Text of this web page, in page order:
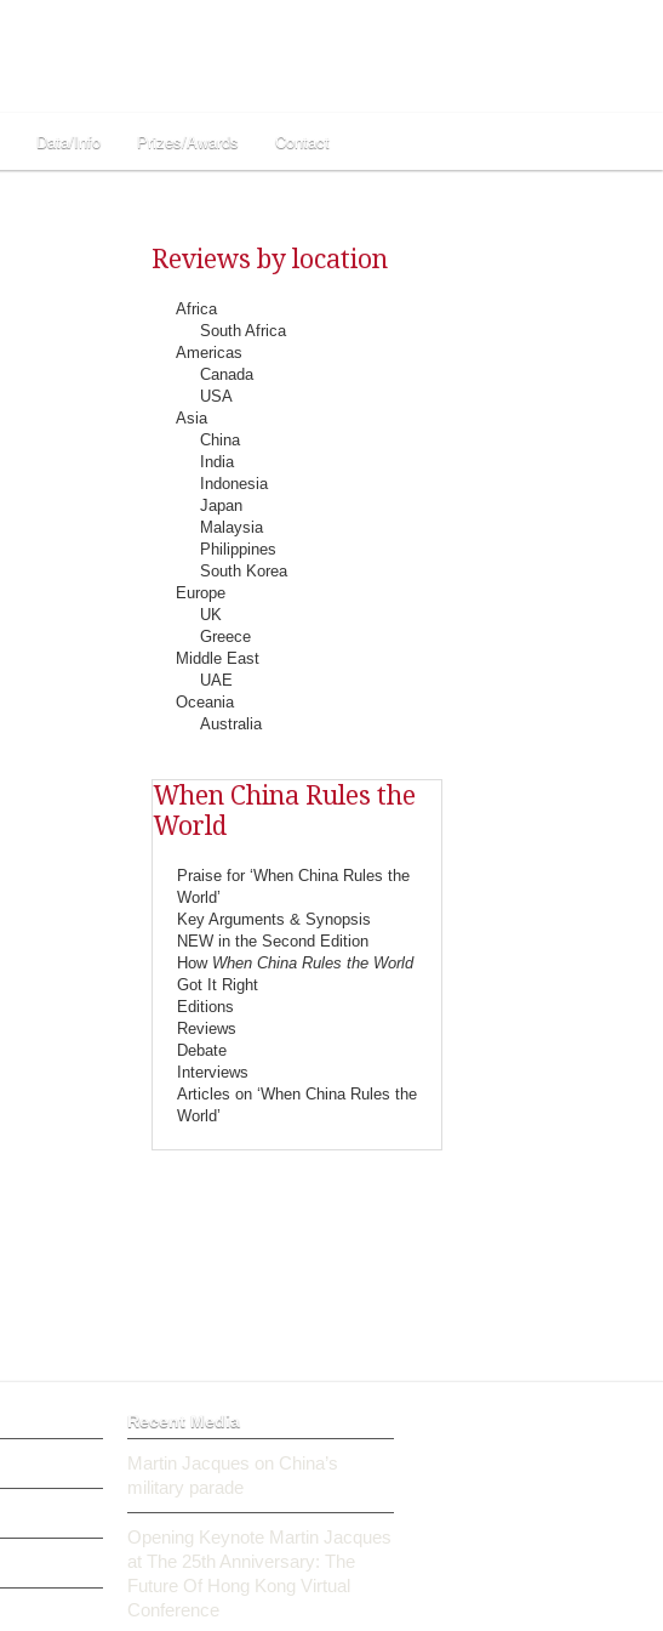
Data/Info Prizes/Awards Contact
Reviews by location
Africa
South Africa
Americas
Canada
USA
Asia
China
India
Indonesia
Japan
Malaysia
Philippines
South Korea
Europe
UK
Greece
Middle East
UAE
Oceania
Australia
When China Rules the
World
Praise for ‘When China Rules the
World’
Key Arguments & Synopsis
NEW in the Second Edition
How When China Rules the World
Got It Right
Editions
Reviews
Debate
Interviews
Articles on ‘When China Rules the
World’
Recent Media
Martin Jacques on China’s
military parade
Opening Keynote Martin Jacques
at The 25th Anniversary: The
Future Of Hong Kong Virtual
Conference